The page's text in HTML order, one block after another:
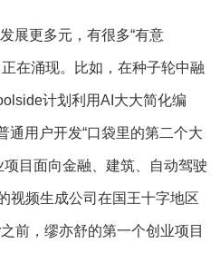
展更多元，有很多“有意
涌现。比如，在种子轮中融
计划利用AI大大简化编
通用户开发“口袋里的第二个大
目面向金融、建筑、自动驾驶
视频生成公司在国王十字地区
，缪亦舒的第一个创业项目